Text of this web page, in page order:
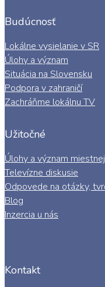
Budúcnosť
Lokálne vysielanie v SR
Úlohy a význam
Situácia na Slovensku
Podpora v zahraničí
Zachráňme lokálnu TV
Užitočné
Úlohy a význam
Televízne diskusie
Odpovede na otázky,
Blog
Inzercia u nás
Kontakt